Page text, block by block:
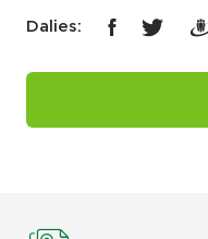
Dalies: